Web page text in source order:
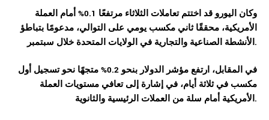
وكان اليورو قد اختتم تعاملات الثلاثاء مرتفعًا 0.1% أمام العملة
الأمريكية، محققًا ثاني مكسب يومي على التوالي، مدعومًا بتباطؤ
الأنشطة الصناعية والتجارية في الولايات المتحدة خلال سبتمبر.
في المقابل، ارتفع مؤشر الدولار بنحو 0.2% متجهًا نحو تسجيل أول
مكسب في ثلاثة أيام، في إشارة إلى تعافي مستويات العملة
الأمريكية أمام سلة من العملات الرئيسية والثانوية.